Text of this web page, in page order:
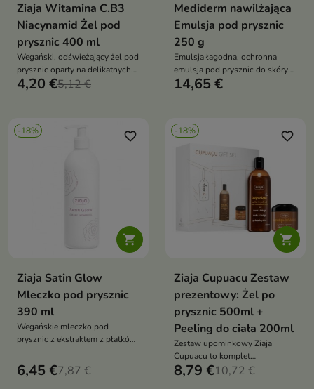
Ziaja Witamina C.B3
Niacynamid Żel pod
prysznic 400 ml
Wegański, odświeżający żel pod
prysznic oparty na delikatnych
składnikach myjących i
miękką, pachnącą i nawilżoną
4,20 €5,12 €
Mediderm nawilżająca
Emulsja pod prysznic
250 g
Emulsja łagodna, ochronna
emulsja pod prysznic do skóry
suchej, wrażliwej i
14,65 €
-18%

favorite_border
Ziaja Satin Glow
Mleczko pod prysznic
390 ml
Wegańskie mleczko pod
prysznic z ekstraktem z płatków
zapewniając jej komfort,
subtelne rozświetlenie i
6,45 €7,87 €
-18%

favorite_border
Ziaja Cupuacu Zestaw
prezentowy: Żel po
prysznic 500ml +
Peeling do ciała 200ml
Zestaw upominkowy Ziaja
Cupuacu to komplet
kosmetyków do pielęgnacji
8,79 €10,72 €